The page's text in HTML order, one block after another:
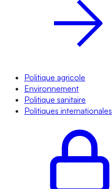
Politique agricole
Environnement
Politique sanitaire
Politiques internationales